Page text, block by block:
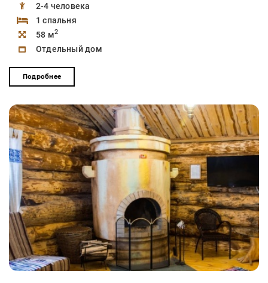
2-4 человека
1 спальня
58 м2
Отдельный дом
Подробнее